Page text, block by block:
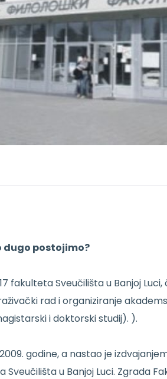
dugo postojimo?
fakulteta Sveučilišta u Banjoj
rad i organiziranje
i doktorski studij). ).
godine, a nastao je
u Banjoj Luci. Zgrada